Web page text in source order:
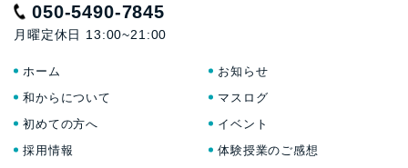
050-5490-7845
月曜定休日 13:00~21:00
ホーム
和からについて
初めての方へ
採用情報
お知らせ
マスログ
イベント
体験授業のご感想